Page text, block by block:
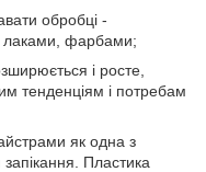
обробці -
лаками, фарбами;
і росте,
тенденціям і потребам
як одна з
запікання. Пластика